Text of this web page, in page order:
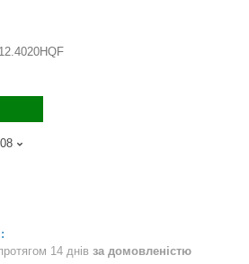
14 днів за домовленістю